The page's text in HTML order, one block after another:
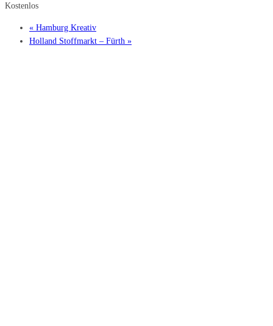
Kostenlos
« Hamburg Kreativ
Holland Stoffmarkt – Fürth »